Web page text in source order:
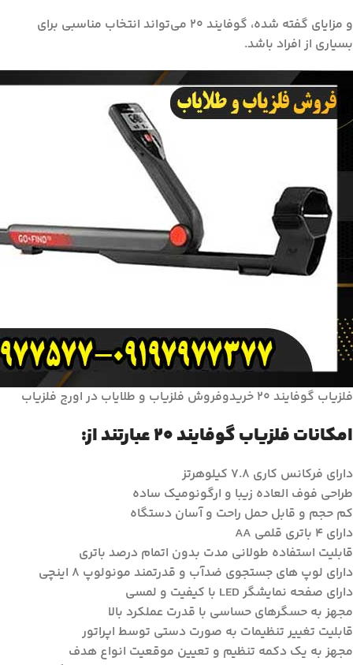
و مزایای گفته شده، گوفایند ۲۰ می‌تواند انتخاب مناسبی برای
بسیاری از افراد باشد.
فلزیاب گوفایند ۲۰ خریدوفروش فلزیاب و طلایاب در اورج فلزیاب
امکانات فلزیاب گوفایند ۲۰ عبارتند از:
دارای فرکانس کاری ۷.۸ کیلوهرتز
طراحی فوف العاده زیبا و ارگونومیک ساده
کم حجم و قابل حمل راحت و آسان دستگاه
دارای ۴ باتری قلمی AA
قابلیت استفاده طولانی مدت بدون اتمام درصد باتری
دارای لوپ های جستجوی ضدآب و قدرتمند مونولوپ ۸ اینچی
دارای صفحه نمایشگر LED با کیفیت و لمسی
مجهز به حسگرهای حساسی با قدرت عملکرد بالا
قابلیت تغییر تنظیمات به صورت دستی توسط اپراتور
مجهز به یک دکمه تنظیم و تعیین موقعیت انواع هدف